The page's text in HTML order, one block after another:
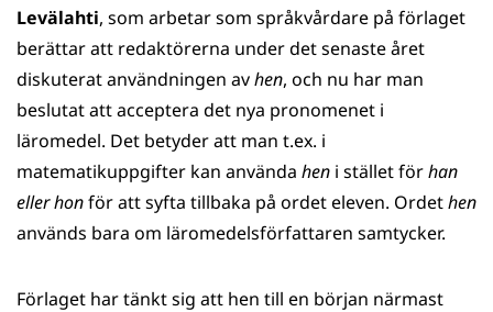
Levälahti, som arbetar som språkvårdare på förlaget
berättar att redaktörerna under det senaste året
diskuterat användningen avhen, och nu har man
beslutat att acceptera det nya pronomenet i
läromedel. Det betyder att man t.ex. i
matematikuppgifter kan använda hen i stället förhan
eller honför att syfta tillbaka på ordet eleven. Ordethen
används bara om läromedelsförfattaren samtycker.
Förlaget har tänkt sig att hen till en början närmast